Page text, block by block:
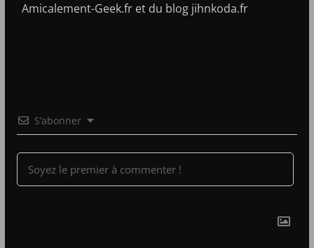
Amicalement-Geek.fr et du blog jihnkoda.fr
S’abonner